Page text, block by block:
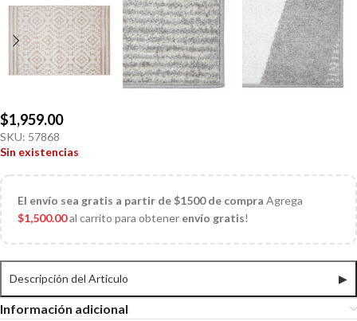
$1,959.00
SKU: 57868
Sin existencias
El envío sea gratis a partir de $1500 de compra Agrega
$1,500.00al carrito para obtener envío gratis!
Descripción del Articulo ▶
Información adicional